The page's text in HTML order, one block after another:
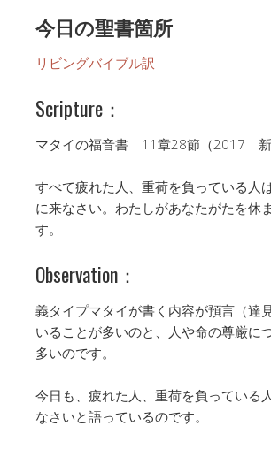
今日の聖書箇所
リビングバイブル訳
Scripture：
マタイの福音書 11章28節（2017 新
すべて疲れた人、重荷を負っている人
に来なさい。わたしがあなたがたを休
す。
Observation：
義タイプマタイが書く内容が預言（達
いることが多いのと、人や命の尊厳に
多いのです。
今日も、疲れた人、重荷を負っている
なさいと語っているのです。